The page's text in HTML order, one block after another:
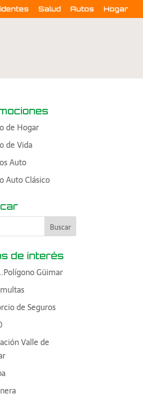
Salud Autos Hogar
de Hogar
de Vida
Auto
Auto Clásico
de interés
Güimar
de Seguros
Valle de